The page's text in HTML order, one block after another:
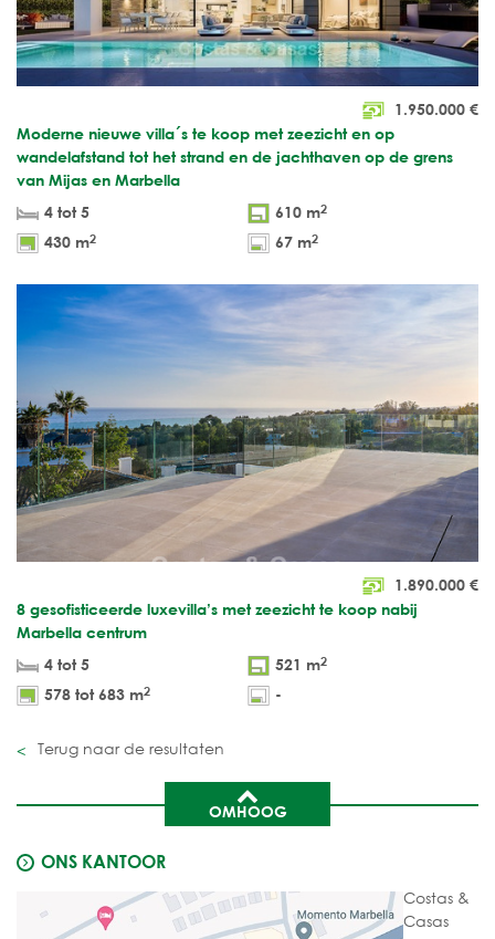
1.950.000 €
Moderne nieuwe villa´s te koop met zeezicht en op
wandelafstand tot het strand en de jachthaven op de grens
van Mijas en Marbella
4 tot 5
610 m2
430 m2 67 m2
1.890.000 €
8 gesofisticeerde luxevilla’s met zeezicht te koop nabij
Marbella centrum
4 tot 5
521 m2
578 tot 683 m2 -
Terug naar de resultaten
OMHOOG
ONS KANTOOR
Costas &
Casas